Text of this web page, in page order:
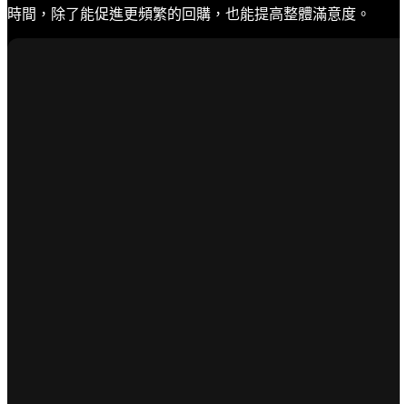
時間，除了能促進更頻繁的回購，也能提高整體滿意度。